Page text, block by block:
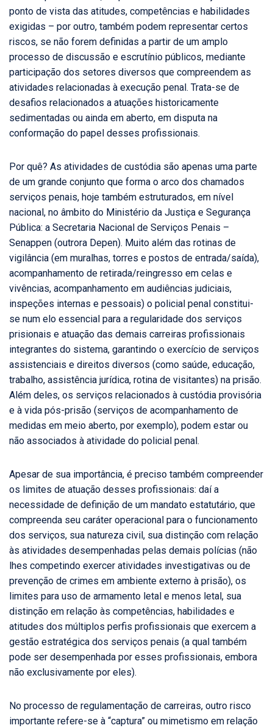
ponto de vista das atitudes, competências e habilidades
exigidas – por outro, também podem representar certos
riscos, se não forem definidas a partir de um amplo
processo de discussão e escrutínio públicos, mediante
participação dos setores diversos que compreendem as
atividades relacionadas à execução penal. Trata-se de
desafios relacionados a atuações historicamente
sedimentadas ou ainda em aberto, em disputa na
conformação do papel desses profissionais.
Por quê? As atividades de custódia são apenas uma parte
de um grande conjunto que forma o arco dos chamados
serviços penais, hoje também estruturados, em nível
nacional, no âmbito do Ministério da Justiça e Segurança
Pública: a Secretaria Nacional de Serviços Penais –
Senappen (outrora Depen). Muito além das rotinas de
vigilância (em muralhas, torres e postos de entrada/saída),
acompanhamento de retirada/reingresso em celas e
vivências, acompanhamento em audiências judiciais,
inspeções internas e pessoais) o policial penal constitui-
se num elo essencial para a regularidade dos serviços
prisionais e atuação das demais carreiras profissionais
integrantes do sistema, garantindo o exercício de serviços
assistenciais e direitos diversos (como saúde, educação,
trabalho, assistência jurídica, rotina de visitantes) na prisão.
Além deles, os serviços relacionados à custódia provisória
e à vida pós-prisão (serviços de acompanhamento de
medidas em meio aberto, por exemplo), podem estar ou
não associados à atividade do policial penal.
Apesar de sua importância, é preciso também compreender
os limites de atuação desses profissionais: daí a
necessidade de definição de um mandato estatutário, que
compreenda seu caráter operacional para o funcionamento
dos serviços, sua natureza civil, sua distinção com relação
às atividades desempenhadas pelas demais polícias (não
lhes competindo exercer atividades investigativas ou de
prevenção de crimes em ambiente externo à prisão), os
limites para uso de armamento letal e menos letal, sua
distinção em relação às competências, habilidades e
atitudes dos múltiplos perfis profissionais que exercem a
gestão estratégica dos serviços penais (a qual também
pode ser desempenhada por esses profissionais, embora
não exclusivamente por eles).
No processo de regulamentação de carreiras, outro risco
importante refere-se à “captura” ou mimetismo em relação